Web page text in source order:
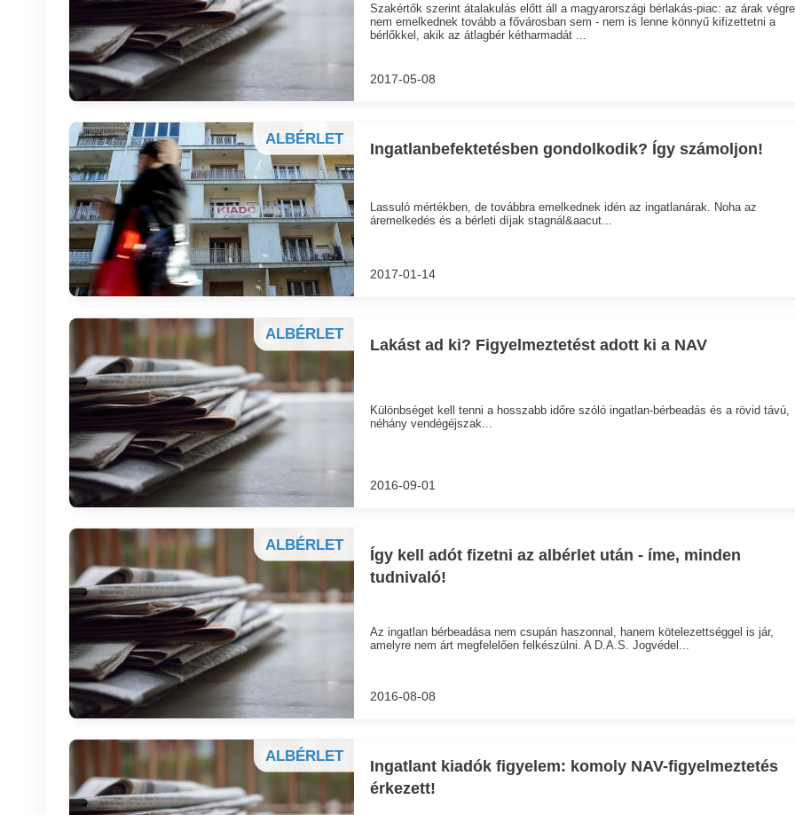
Szakértők szerint átalakulás előtt áll a magyarországi bérlakás-piac: az árak végre
nem emelkednek tovább a fővárosban sem - nem is lenne könnyű kifizettetni a
bérlőkkel, akik az átlagbér kétharmadát ...
2017-05-08
ALBÉRLET
Ingatlanbefektetésben gondolkodik? Így számoljon!
Lassuló mértékben, de továbbra emelkednek idén az ingatlanárak. Noha az
áremelkedés és a bérleti díjak stagnál&aacut...
2017-01-14
ALBÉRLET
Lakást ad ki? Figyelmeztetést adott ki a NAV
Különbséget kell tenni a hosszabb időre szóló ingatlan-bérbeadás és a rövid távú,
néhány vendégéjszak...
2016-09-01
ALBÉRLET
Így kell adót fizetni az albérlet után - íme, minden
tudnivaló!
Az ingatlan bérbeadása nem csupán haszonnal, hanem kötelezettséggel is jár,
amelyre nem árt megfelelően felkészülni. A D.A.S. Jogvédel...
2016-08-08
ALBÉRLET
Ingatlant kiadók figyelem: komoly NAV-figyelmeztetés
érkezett!